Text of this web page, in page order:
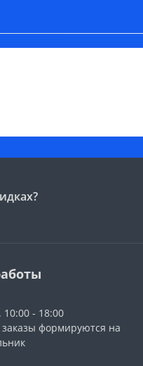
- 18:00
заказы формируются на